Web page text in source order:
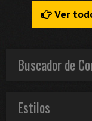
Ver
Buscador de
Estilos